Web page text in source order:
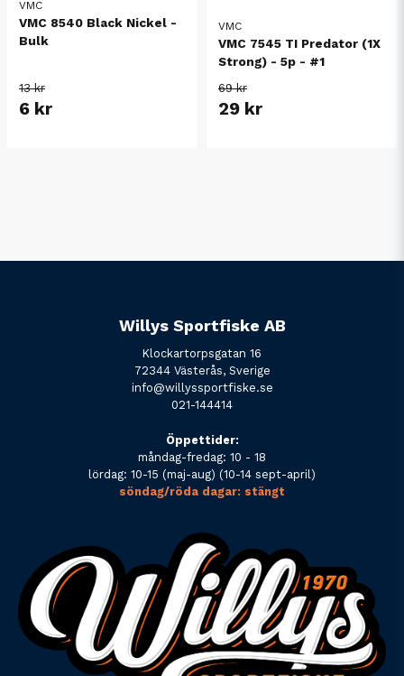
VMC
VMC 8540 Black Nickel -
Bulk
13 kr
6 kr
VMC
VMC 7545 TI Predator (1X
Strong) - 5p - #1
69 kr
29 kr
Willys Sportfiske AB
Klockartorpsgatan 16
72344 Västerås, Sverige
info@willyssportfiske.se
021-144414
Öppettider:
måndag-fredag: 10 - 18
lördag: 10-15 (maj-aug) (10-14 sept-april)
söndag/röda dagar: stängt